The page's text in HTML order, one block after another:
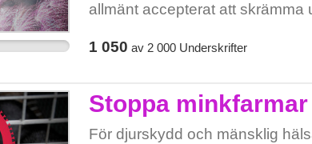
orsaka frätskador på huden. En
på benen. Tre andra tikar var
lider de alla av olika grader av
föddes efter räddningen. Enligt
djurplågeri dömas till böter och/
allmänt accepterat att skrämma
smällar!
1 050 av 2 000Underskrifter
Stoppa
För djurskydd och mänsklig